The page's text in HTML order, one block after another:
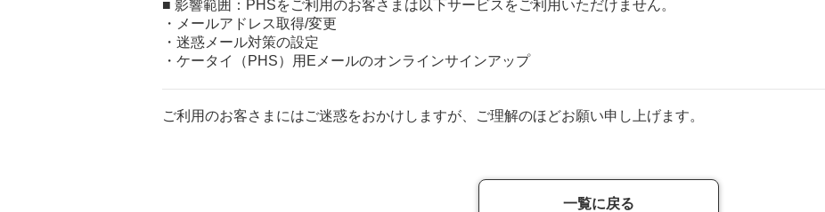
■ 影響範囲：PHSをご利用のお客さまは以下サービスをご利用いただけません。
・メールアドレス取得/変更
・迷惑メール対策の設定
・ケータイ（PHS）用Eメールのオンラインサインアップ
ご利用のお客さまにはご迷惑をおかけしますが、ご理解のほどお願い申し上げます。
一覧に戻る